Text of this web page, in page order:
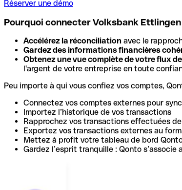
Réserver une démo
Pourquoi connecter Volksbank
Accélérez la réconciliation avec le
Gardez des informations financières
Obtenez une vue complète de votre flux
l'argent de votre entreprise en toute
Peu importe à qui vous confiez vos comptes,
Connectez vos comptes externes pour
Importez l’historique de vos transactions
Rapprochez vos transactions effectuées
Exportez vos transactions externes au
Mettez à profit votre tableau de bord
Gardez l’esprit tranquille : Qonto